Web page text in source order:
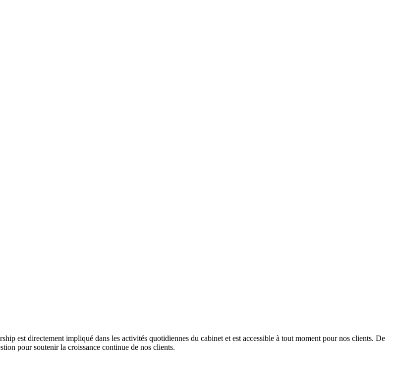
est directement impliqué dans les activités quotidiennes du cabinet et est accessible à tout moment pour nos clients. De
pour soutenir la croissance continue de nos clients.